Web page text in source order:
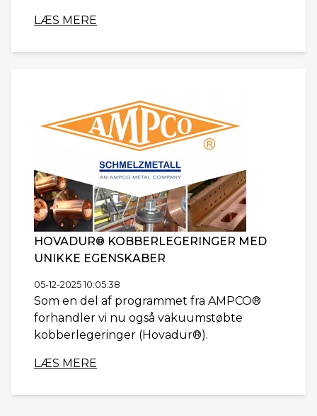
LÆS MERE
HOVADUR® KOBBERLEGERINGER MED
UNIKKE EGENSKABER
05-12-2025 10:05:38
Som en del af programmet fra AMPCO®
forhandler vi nu også vakuumstøbte
kobberlegeringer (Hovadur®).
LÆS MERE